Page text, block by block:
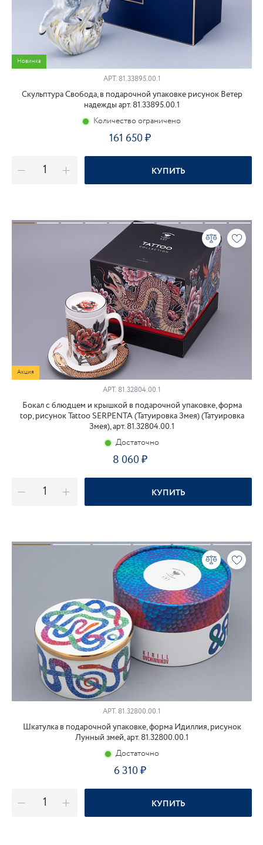
Новинка
АРТ.81.33895.00.1
Скульптура Свобода, в подарочной упаковке рисунок Ветер
надежды арт. 81.33895.00.1
Количество ограничено
161 650
КУПИТЬ
Акция
АРТ. 81.32804.00.1
Бокал с блюдцем и крышкой в подарочной упаковке, форма
top, рисунок Tattoo SERPENTA (Татуировка Змея) (Татуировка
Змея), арт. 81.32804.00.1
Достаточно
8 060
КУПИТЬ
АРТ. 81.32800.00.1
Шкатулка в подарочной упаковке, форма Идиллия, рисунок
Лунный змей, арт. 81.32800.00.1
Достаточно
6 310
КУПИТЬ